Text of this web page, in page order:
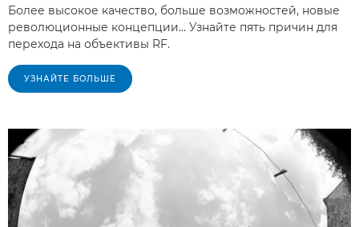
Более высокое качество, больше возможностей, новые
революционные концепции… Узнайте пять причин для
перехода на объективы RF.
УЗНАЙТЕ БОЛЬШЕ